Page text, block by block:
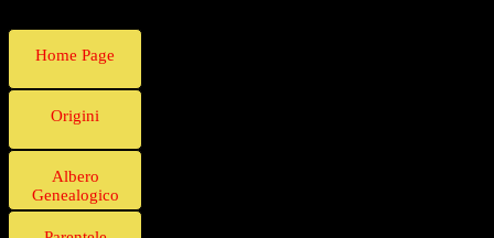
Home Page
Origini
Albero
Genealogico